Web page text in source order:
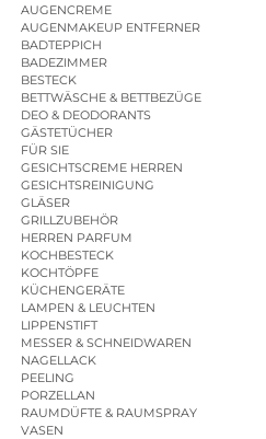
AUGENCREME
AUGENMAKEUP ENTFERNER
BADTEPPICH
BADEZIMMER
BESTECK
BETTWÄSCHE & BETTBEZÜGE
DEO & DEODORANTS
GÄSTETÜCHER
FÜR SIE
GESICHTSCREME HERREN
GESICHTSREINIGUNG
GLÄSER
GRILLZUBEHÖR
HERREN PARFUM
KOCHBESTECK
KOCHTÖPFE
KÜCHENGERÄTE
LAMPEN & LEUCHTEN
LIPPENSTIFT
MESSER & SCHNEIDWAREN
NAGELLACK
PEELING
PORZELLAN
RAUMDÜFTE & RAUMSPRAY
VASEN